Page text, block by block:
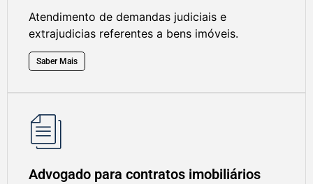
Atendimento de demandas judiciais e
extrajudicias referentes a bens imóveis.
Saber Mais
Advogado para contratos imobiliários